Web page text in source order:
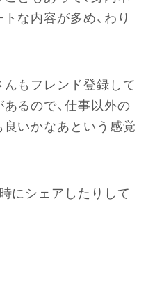
な内容が多め、わり
もフレンド登録して
るので、仕事以外の
いかなあという感覚
にシェアしたりして